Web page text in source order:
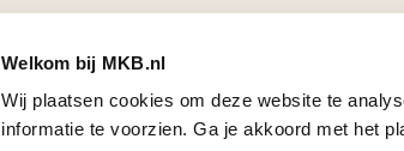
Welkom bij MKB.nl
Wij plaatsen cookies om deze website te
informatie te voorzien. Ga je akkoord met het